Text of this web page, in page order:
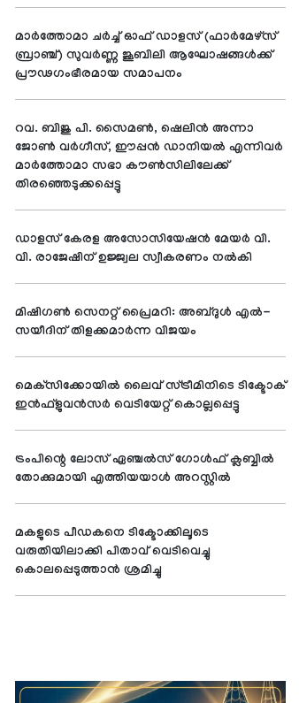
മാര്‍ത്തോമാ ചര്‍ച്ച് ഓഫ് ഡാളസ് (ഫാര്‍മേഴ്സ്
ബ്രാഞ്ച്) സുവര്‍ണ്ണ ജൂബിലി ആഘോഷങ്ങള്‍ക്ക്
പ്രൗഢഗംഭീരമായ സമാപനം
റവ. ബിജു പി. സൈമണ്‍, ഷെലിന്‍ അന്നാ
ജോണ്‍ വര്‍ഗീസ്, ഈപ്പന്‍ ഡാനിയല്‍ എന്നിവര്‍
മാര്‍ത്തോമാ സഭാ കൗണ്‍സിലിലേക്ക്
തിരഞ്ഞെടുക്കപ്പെട്ടു
ഡാളസ് കേരള അസോസിയേഷന്‍ മേയര്‍ വി.
വി. രാജേഷിന് ഉജ്ജ്വല സ്വീകരണം നല്‍കി
മിഷിഗണ്‍ സെനറ്റ് പ്രൈമറി: അബ്ദുള്‍ എല്‍-
സയീദിന് തിളക്കമാര്‍ന്ന വിജയം
മെക്‌സിക്കോയില്‍ ലൈവ് സ്ട്രീമിനിടെ ടിക്ടോക്
ഇന്‍ഫ്‌ളുവന്‍സര്‍ വെടിയേറ്റ് കൊല്ലപ്പെട്ടു
ട്രംപിന്റെ ലോസ് ഏഞ്ചല്‍സ് ഗോള്‍ഫ് ക്ലബ്ബില്‍
തോക്കുമായി എത്തിയയാള്‍ അറസ്റ്റില്‍
മകളുടെ പീഡകനെ ടിക്ടോക്കിലൂടെ
വരുതിയിലാക്കി പിതാവ് വെടിവെച്ചു
കൊലപ്പെടുത്താന്‍ ശ്രമിച്ചു